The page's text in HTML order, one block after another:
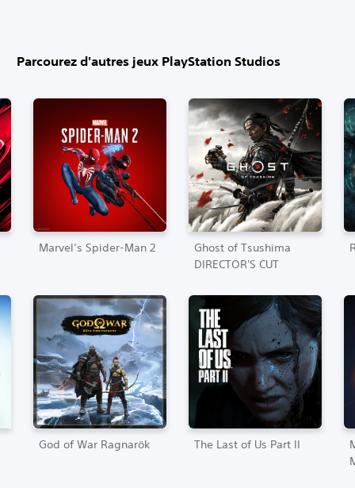
Parcourez d'autres jeux PlayStation Studios
Marvel’s Spider-Man 2
Ghost of Tsushima
DIRECTOR'S CUT
God of War Ragnarök The Last of Us Part II